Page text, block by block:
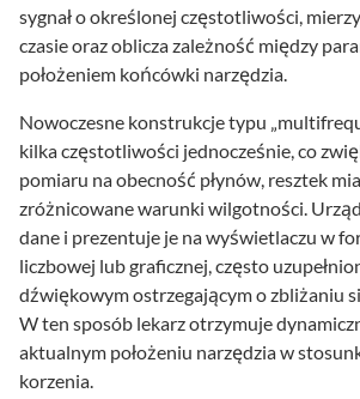
sygnał o określonej częstotliwości,
czasie oraz oblicza zależność między
położeniem końcówki narzędzia.
Nowoczesne konstrukcje typu
kilka częstotliwości jednocześnie, co
pomiaru na obecność płynów, resztek
zróżnicowane warunki wilgotności.
dane i prezentuje je na wyświetlaczu w
liczbowej lub graficznej, często
dźwiękowym ostrzegającym o zbliżaniu
W ten sposób lekarz otrzymuje
aktualnym położeniu narzędzia w
korzenia.